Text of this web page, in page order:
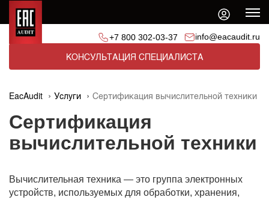
+7 800 302-03-37 info@eacaudit.ru
КОНСУЛЬТАЦИЯ СПЕЦИАЛИСТА
EacAudit Услуги Сертификация вычислительной техники
Сертификация
вычислительной техники
Вычислительная техника — это группа электронных
устройств, используемых для обработки, хранения,